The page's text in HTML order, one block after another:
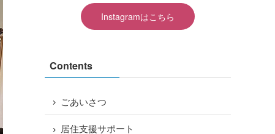
る
Instagramはこちら
Contents
ごあいさつ
居住支援サポート